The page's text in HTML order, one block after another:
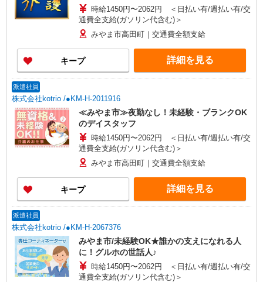
時給1450円〜2062円 ＜日払い有/週払い有/交
通費全支給(ガソリン代含む)＞
みやま市高田町｜交通費全額支給
キープ 詳細を見る
派遣社員
株式会社kotrio /●KM-H-2011916
≪みやま市≫夜勤なし！未経験・ブランクOK
のデイスタッフ
時給1450円〜2062円 ＜日払い有/週払い有/交
通費全支給(ガソリン代含む)＞
みやま市高田町｜交通費全額支給
キープ 詳細を見る
派遣社員
株式会社kotrio /●KM-H-2067376
みやま市/未経験OK★誰かの支えになれる人
に！グルホの世話人♪
時給1450円〜2062円 ＜日払い有/週払い有/交
通費全支給(ガソリン代含む)＞